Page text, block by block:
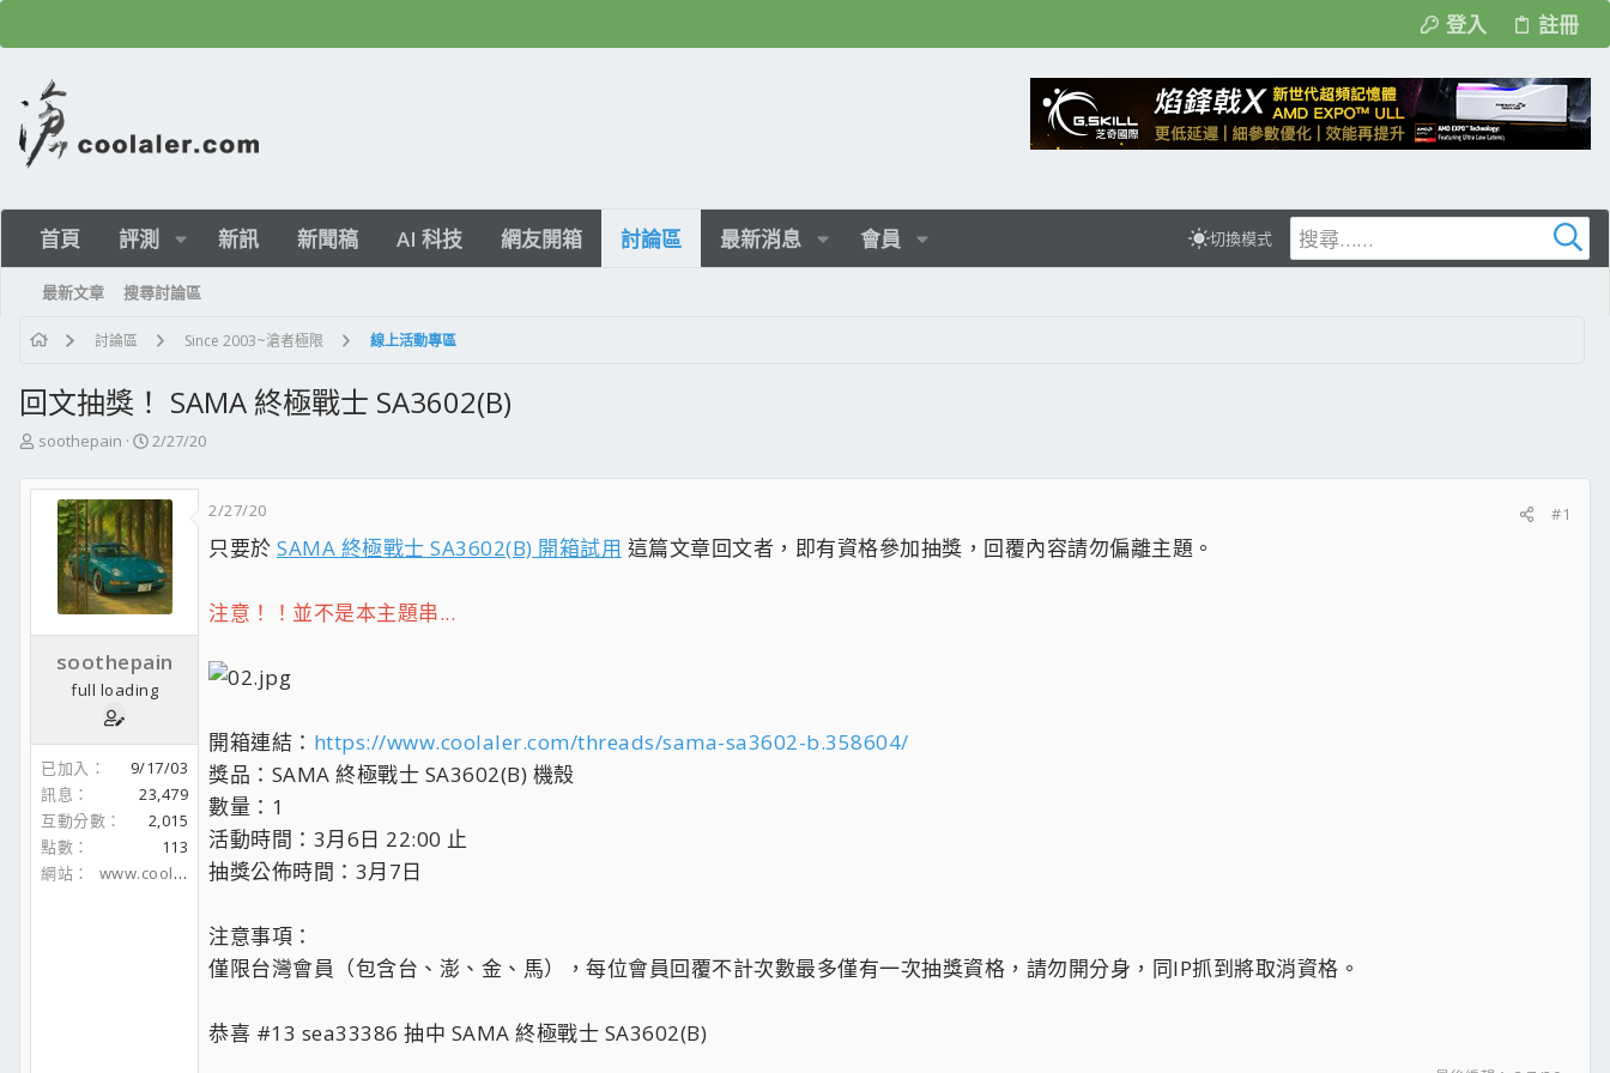
登入 註冊
首頁 評測 新訊 新聞稿 AI 科技 網友開箱 討論區 最新消息 會員 切換模式
最新文章 搜尋討論區
討論區 Since 2003~滄者極限 線上活動專區
回文抽獎！ SAMA 終極戰士 SA3602(B)
主
發
soothepain
開
日
期
2/27/20
soothepain
full loading
已加入
9/17/03
訊息
23,479
互動分數
2,015
點數
113
網站
www.coolaler.com
2/27/20 #1
只要於 SAMA 終極戰士 SA3602(B) 開箱試用 這篇文章回文者，即有資格參加抽獎，回覆內容請勿偏離主題。
注意！！並不是本主題串...
開箱連結： https://www.coolaler.com/threads/sama-sa3602-b.358604/
獎品：SAMA 終極戰士 SA3602(B) 機殼
數量：1
活動時間：3月6日 22:00 止
抽獎公佈時間：3月7日
注意事項：
僅限台灣會員（包含台、澎、金、馬），每位會員回覆不計次數最多僅有一次抽獎資格，請勿開分身，同IP抓到將取消資格。
恭喜 #13 sea33386 抽中 SAMA 終極戰士 SA3602(B)